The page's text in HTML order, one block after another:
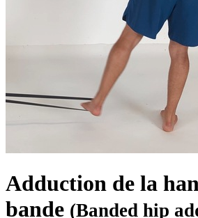
Adduction de la
bande (Banded hip